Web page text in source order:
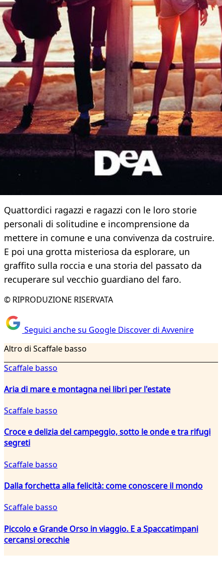
Quattordici ragazzi e ragazzi con le loro storie
personali di solitudine e incomprensione da
mettere in comune e una convivenza da costruire.
E poi una grotta misteriosa da esplorare, un
graffito sulla roccia e una storia del passato da
recuperare sul vecchio guardiano del faro.
© RIPRODUZIONE RISERVATA
Seguici anche su Google Discover di Avvenire
Altro di Scaffale basso
Scaffale basso
Aria di mare e montagna nei libri per l'estate
Scaffale basso
Croce e delizia del campeggio, sotto le onde e tra rifugi
segreti
Scaffale basso
Dalla forchetta alla felicità: come conoscere il mondo
Scaffale basso
Piccolo e Grande Orso in viaggio. E a Spaccatimpani
cercansi orecchie